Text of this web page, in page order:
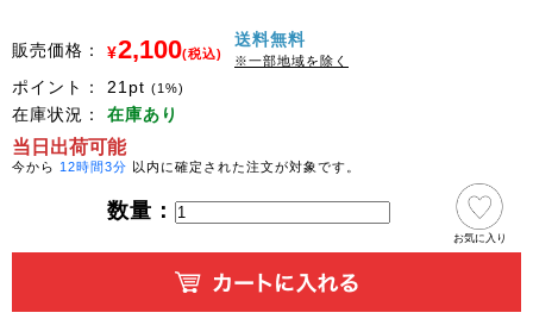
販売価格： ¥2,100(税込)
送料無料
※一部地域を除く
ポイント： 21 pt (1%)
在庫状況： 在庫あり
当日出荷可能
今から 12時間3分 以内に確定された注文が対象です。
数量：
お気に入り